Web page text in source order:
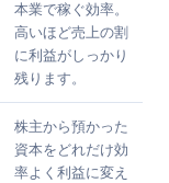
本業で稼ぐ効率。
高いほど売上の割
に利益がしっかり
残ります。
株主から預かった
資本をどれだけ効
率よく利益に変え